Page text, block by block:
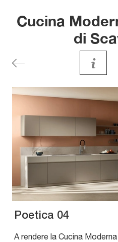
Cucina
di
Poetica 04
A rendere la Cucina